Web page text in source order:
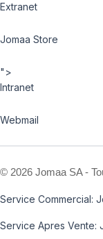
Extranet
Jomaa Store
">
Intranet
Webmail
© 2026 Jomaa SA -
Service Commercial:
Service Apres Vente: